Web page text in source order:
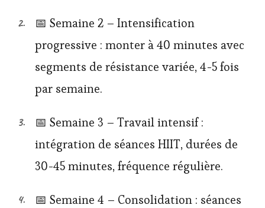
📅 Semaine 2 – Intensification
progressive : monter à 40 minutes avec
segments de résistance variée, 4-5 fois
par semaine.
📅 Semaine 3 – Travail intensif :
intégration de séances HIIT, durées de
30-45 minutes, fréquence régulière.
📅 Semaine 4 – Consolidation : séances